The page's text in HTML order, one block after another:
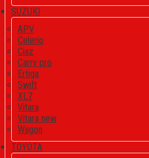
SUZUKI
APV
Celerio
Ciaz
Carry pro
Ertiga
Swift
XL7
Vitara
Vitara new
Wagon
TOYOTA